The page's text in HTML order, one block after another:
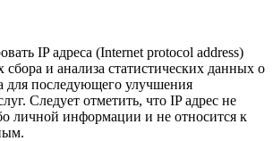
IP адреса (Internet protocol address)
сбора и анализа статистических данных о
для последующего улучшения
Следует отметить, что IP адрес не
личной информации и не относится к